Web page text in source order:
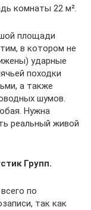
комнаты 22 м².
площади
в котором не
ударные
походки
а также
шумов.
Нужна
реальный живой
Групп.
по
так как